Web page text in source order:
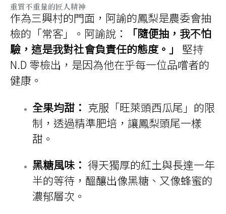
到
NT$2,218
重質不重量的匠人精神
作為三興村的門面，阿諭的鳳梨是農委會抽
檢的「常客」。阿諭說：
「隨便抽，我不怕
驗，這是我對社會負責任的態度。」
堅持
N.D 零檢出，是因為他在乎每一位品嚐者的
健康。
全果均甜： 克服「旺萊頭西瓜尾」的限
制，透過精準肥培，讓鳳梨頭尾一樣
甜。
黑糖風味： 得天獨厚的紅土與長達一年
半的等待，醞釀出像黑糖、又像蜂蜜的
濃郁層次。